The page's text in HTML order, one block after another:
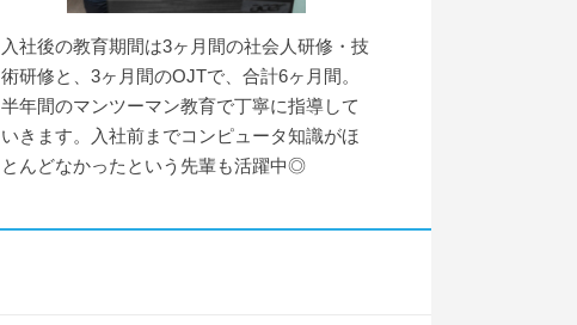
入社後の教育期間は3ヶ月間の社会人研修・技
術研修と、3ヶ月間のOJTで、合計6ヶ月間。
半年間のマンツーマン教育で丁寧に指導して
いきます。入社前までコンピュータ知識がほ
とんどなかったという先輩も活躍中◎